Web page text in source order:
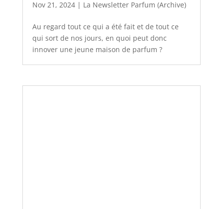
Nov 21, 2024| La Newsletter Parfum (Archive)
Au regard tout ce qui a été fait et de tout ce
qui sort de nos jours, en quoi peut donc
innover une jeune maison de parfum ?